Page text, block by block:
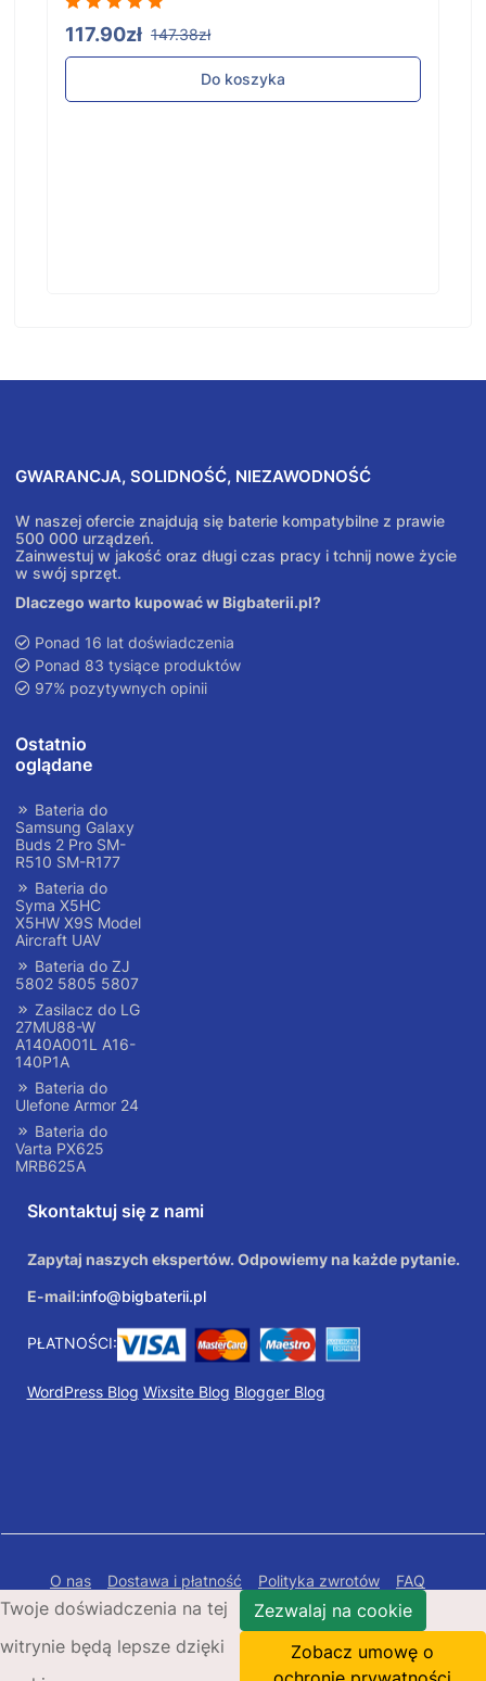
117.90zł 147.38zł
Do koszyka
GWARANCJA, SOLIDNOŚĆ, NIEZAWODNOŚĆ
W naszej ofercie znajdują się baterie kompatybilne z prawie
500 000 urządzeń.
Zainwestuj w jakość oraz długi czas pracy i tchnij nowe życie
w swój sprzęt.
Dlaczego warto kupować w Bigbaterii.pl?
Ponad 16 lat doświadczenia
Ponad 83 tysiące produktów
97% pozytywnych opinii
Ostatnio
oglądane
Bateria do
Samsung Galaxy
Buds 2 Pro SM-
R510 SM-R177
Bateria do
Syma X5HC
X5HW X9S Model
Aircraft UAV
Bateria do ZJ
5802 5805 5807
Zasilacz do LG
27MU88-W
A140A001L A16-
140P1A
Bateria do
Ulefone Armor 24
Bateria do
Varta PX625
MRB625A
Skontaktuj się z nami
Zapytaj naszych ekspertów. Odpowiemy na każde pytanie.
E-mail:info@bigbaterii.pl
PŁATNOŚCI:
WordPress Blog Wixsite Blog Blogger Blog
O nas Dostawa i płatność Polityka zwrotów
FAQ
Polityka prywatności
Mapa Strony
Copyright © 2026 Bigbaterii.pl. Wszelkie prawa
zastrzeżone.
Twoje doświadczenia na tej
witrynie będą lepsze dzięki
Zezwalaj na cookie
Zobacz umowę o